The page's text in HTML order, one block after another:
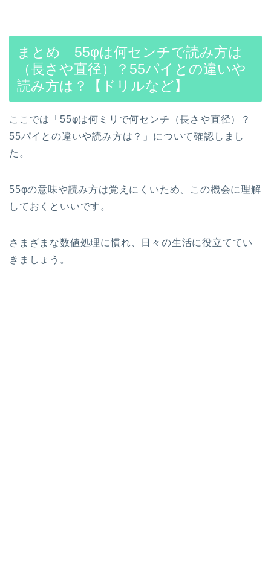
まとめ 55φは何センチで読み方は
（長さや直径）？55パイとの違いや
読み方は？【ドリルなど】
ここでは「55φは何ミリで何センチ（長さや直径）？
55パイとの違いや読み方は？」について確認しまし
た。
55φの意味や読み方は覚えにくいため、この機会に理解
しておくといいです。
さまざまな数値処理に慣れ、日々の生活に役立ててい
きましょう。